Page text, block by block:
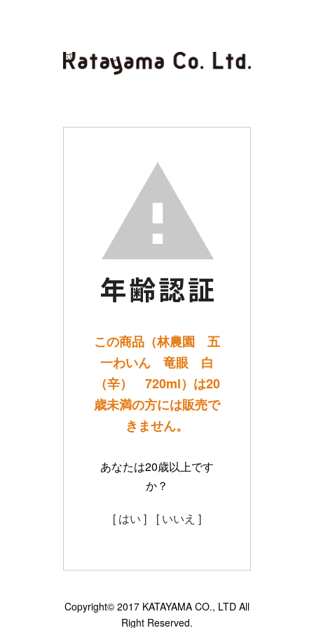
この商品（林農園 五
一わいん 竜眼 白
（辛） 720ml）は20
歳未満の方には販売で
きません。
あなたは20歳以上です
か？
[ はい ] [ いいえ ]
Copyright© 2017 KATAYAMA CO., LTD All
Right Reserved.